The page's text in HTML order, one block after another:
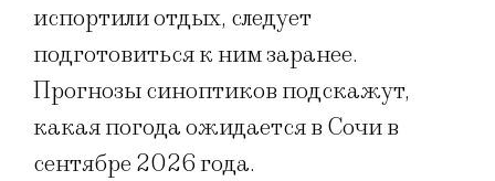
испортили отдых, следует
подготовиться к ним заранее.
Прогнозы синоптиков подскажут,
какая погода ожидается в Сочи в
сентябре 2026 года.